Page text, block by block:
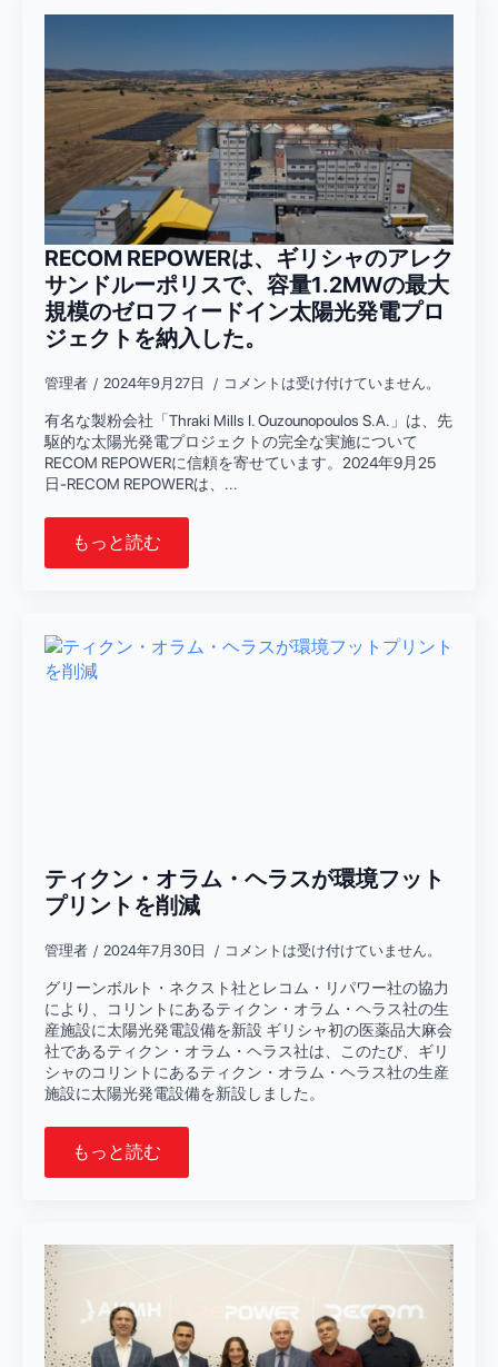
RECOM REPOWERは、ギリシャのアレク
サンドルーポリスで、容量1.2MWの最大
規模のゼロフィードイン太陽光発電プロ
ジェクトを納入した。
管理者 2024年9月27日 コメントは受け付けていません。
有名な製粉会社「Thraki Mills I. Ouzounopoulos S.A.」は、先
駆的な太陽光発電プロジェクトの完全な実施について
RECOM REPOWERに信頼を寄せています。2024年9月25
日-RECOM REPOWERは、...
もっと読む
ティクン・オラム・ヘラスが環境フット
プリントを削減
管理者 2024年7月30日 コメントは受け付けていません。
グリーンボルト・ネクスト社とレコム・リパワー社の協力
により、コリントにあるティクン・オラム・ヘラス社の生
産施設に太陽光発電設備を新設 ギリシャ初の医薬品大麻会
社であるティクン・オラム・ヘラス社は、このたび、ギリ
シャのコリントにあるティクン・オラム・ヘラス社の生産
施設に太陽光発電設備を新設しました。
もっと読む